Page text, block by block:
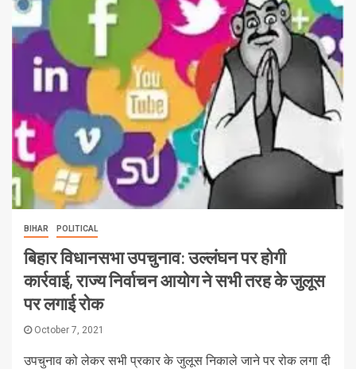
BIHAR POLITICAL
बिहार विधानसभा उपचुनाव: उल्लंघन पर होगी
कार्रवाई, राज्य निर्वाचन आयोग ने सभी तरह के जुलूस
पर लगाई रोक
October 7, 2021
उपचुनाव को लेकर सभी प्रकार के जुलूस निकाले जाने पर रोक लगा दी